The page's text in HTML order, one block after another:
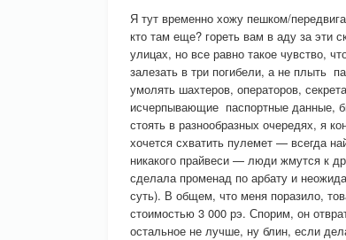
Я тут временно хожу пешком/
кто там еще? гореть вам в аду за эти
улицах, но все равно такое чувство,
залезать в три погибели, а не плыть
умолять шахтеров, операторов,
исчерпывающие паспортные данные,
стоять в разнообразных очередях, я
хочется схватить пулемет — всегда
никакого прайвеси — люди жмутся к
сделала променад по арбату и
суть). В общем, что меня поразило,
стоимостью 3 000 рэ. Спорим, он
остальное не лучше, ну блин, если